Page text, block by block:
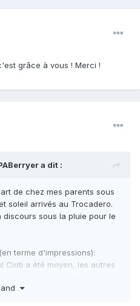
grâce à vous ! Merci !
a dit :
de chez mes parents sous
soleil arrivés au Trocadero.
sous la pluie pour le
terme d'impressions):
Cioti a été moyen, les autres